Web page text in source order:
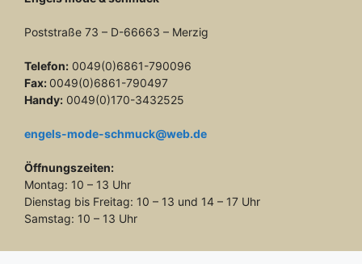
Poststraße 73 – D-66663 – Merzig
Telefon: 0049(0)6861-790096
Fax: 0049(0)6861-790497
Handy: 0049(0)170-3432525
engels-mode-schmuck@web.de
Öffnungszeiten:
Montag: 10 – 13 Uhr
Dienstag bis Freitag: 10 – 13 und 14 – 17 Uhr
Samstag: 10 – 13 Uhr